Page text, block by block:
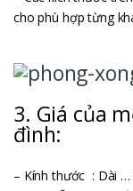
cho phù hợp từng
3. Giá của
đình:
– Kính thước : Dài